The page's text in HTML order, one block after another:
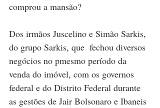
comprou a mansão?
Dos irmãos Juscelino e Simão Sarkis,
do grupo Sarkis, que  fechou diversos
negócios no pmesmo período da
venda do imóvel, com os governos
federal e do Distrito Federal durante
as gestões de Jair Bolsonaro e Ibaneis